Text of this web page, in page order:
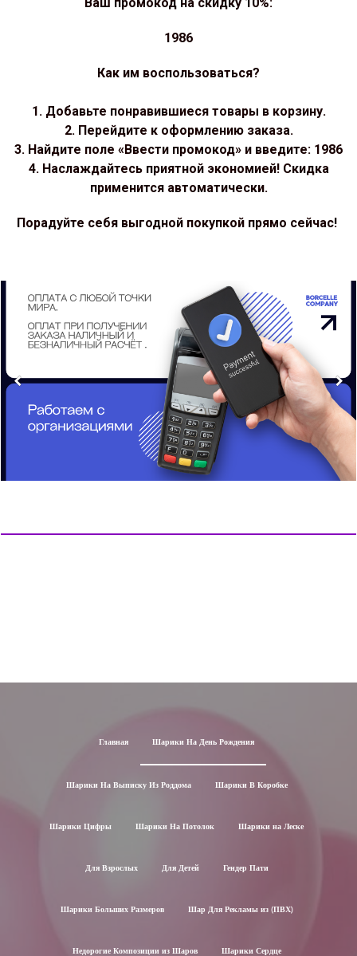
1986
Как им воспользоваться?
1. Добавьте понравившиеся товары в корзину.
2. Перейдите к оформлению заказа.
3. Найдите поле «Ввести промокод» и введите: 1986
4. Наслаждайтесь приятной экономией! Скидка
применится автоматически.
Порадуйте себя выгодной покупкой прямо сейчас!
Главная Шарики На День Рождения
Шарики На Выписку Из Роддома Шарики В Коробке
Шарики Цифры Шарики На Потолок Шарики на Леске
Для Взрослых Для Детей Гендер Пати
Шарики Больших Размеров Шар Для Рекламы из (ПВХ)
Недорогие Композиции из Шаров Шарики Сердце